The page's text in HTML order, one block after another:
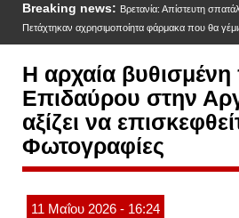
Breaking news: Βρετανία: Απίστευτη
Πετάχτηκαν αχρησιμοποίητα φάρμακα που θα
H αρχαία
Επιδαύρου στην
αξίζει να
Φωτογραφίες
11 Μαΐου 2026 - 16:24